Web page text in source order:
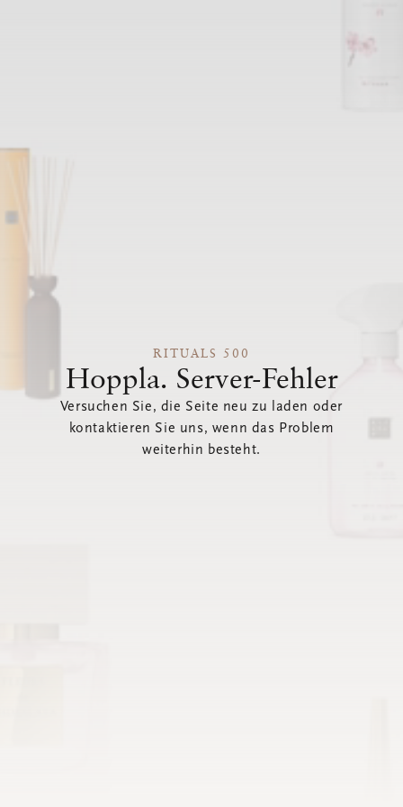
RITUALS 500
Hoppla. Server-Fehler
Versuchen Sie, die Seite neu zu laden oder
kontaktieren Sie uns, wenn das Problem
weiterhin besteht.